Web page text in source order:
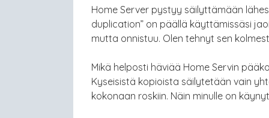
Home Server pystyy säilyttämään
duplication” on päällä käyttämissäsi
mutta onnistuu. Olen tehnyt sen
Mikä helposti häviää Home Servin
Kyseisistä kopioista säilytetään vain
kokonaan roskiin. Näin minulle on